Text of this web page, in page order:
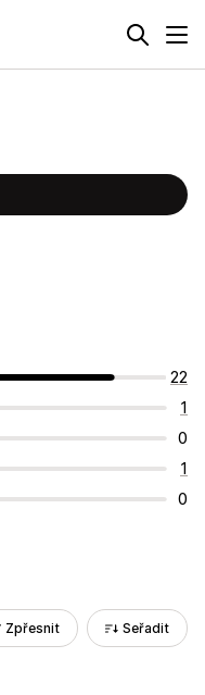
22
1
0
1
0
Zpřesnit Seřadit